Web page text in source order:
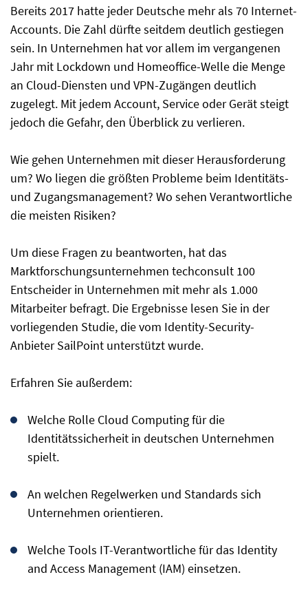
Bereits 2017 hatte jeder Deutsche mehr als 70 Internet-
Accounts. Die Zahl dürfte seitdem deutlich gestiegen
sein. In Unternehmen hat vor allem im vergangenen
Jahr mit Lockdown und Homeoffice-Welle die Menge
an Cloud-Diensten und VPN-Zugängen deutlich
zugelegt. Mit jedem Account, Service oder Gerät steigt
jedoch die Gefahr, den Überblick zu verlieren.
Wie gehen Unternehmen mit dieser Herausforderung
um? Wo liegen die größten Probleme beim Identitäts-
und Zugangsmanagement? Wo sehen Verantwortliche
die meisten Risiken?
Um diese Fragen zu beantworten, hat das
Marktforschungsunternehmen techconsult 100
Entscheider in Unternehmen mit mehr als 1.000
Mitarbeiter befragt. Die Ergebnisse lesen Sie in der
vorliegenden Studie, die vom Identity-Security-
Anbieter SailPoint unterstützt wurde.
Erfahren Sie außerdem:
Welche Rolle Cloud Computing für die
Identitätssicherheit in deutschen Unternehmen
spielt.
An welchen Regelwerken und Standards sich
Unternehmen orientieren.
Welche Tools IT-Verantwortliche für das Identity
and Access Management (IAM) einsetzen.